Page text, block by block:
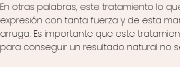
En otras palabras, este tratamiento lo
expresión con tanta fuerza y de esta
arruga. Es importante que este
para conseguir un resultado natural no